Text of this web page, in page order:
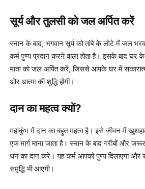
सूर्य और तुलसी को जल अर्पित करें
स्नान के बाद, भगवान सूर्य को तांबे के लोटे में जल
कर्म पुण्य प्रदान करने वाला होता है। इसके बाद
माता को जल अर्पित करें, जिससे आपके घर में
और आत्मा की शुद्धि होगी।
दान का महत्व क्यों?
महाकुंभ में दान का बहुत महत्व है। इसे जीवन में
एक मार्ग माना जाता है। स्नान के बाद गरीबों और
धन का दान करें। यह कर्म आपको पुण्य दिलाएगा
समृद्धि भी आएगी।